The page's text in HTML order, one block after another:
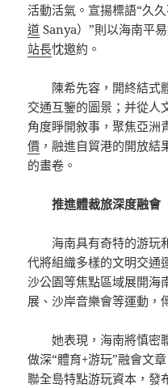
活動活氣。宣揚標語“久
道 Sanya）”則以海南平
站長忱邀約。
陳希先容，開終結式
交通互鑒的圖景；并從人
角度睜開敘事，聚焦亞洲
價 ，融進自貿港的開放結
的畫卷。
推進體裁旅深度融會
海南具有奇特的游玩
代將組織多樣的文明交通
沙公園等焦點區域展開海
展、沙岸音樂會等運動，
她表現，海南將慎密
做深“體育+游玩”融會文
聯全島特點游玩資本，發